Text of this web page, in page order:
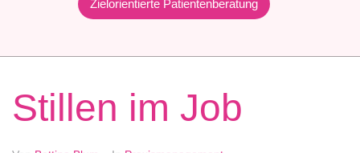
Zielorientierte Patientenberatung
Stillen im Job